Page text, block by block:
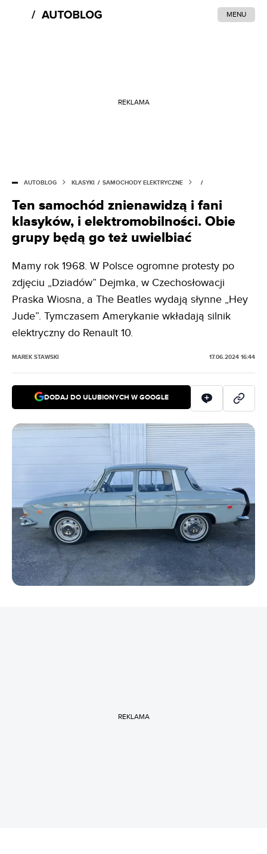
MENU
REKLAMA
AUTOBLOG KLASYKI / SAMOCHODY ELEKTRYCZNE /
Ten samochód znienawidzą i fani
klasyków, i elektromobilności. Obie
grupy będą go też uwielbiać
Mamy rok 1968. W Polsce ogromne protesty po
zdjęciu „Dziadów” Dejmka, w Czechosłowacji
Praska Wiosna, a The Beatles wydają słynne „Hey
Jude”. Tymczasem Amerykanie wkładają silnik
elektryczny do Renault 10.
MAREK STAWSKI 17.06.2024 16:44
DODAJ DO ULUBIONYCH W GOOGLE
REKLAMA